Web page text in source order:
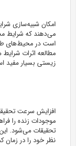
امکان شبیه‌سازی
می‌دهند که شرایط
است در محیط‌های
مطالعه اثرات
زیستی بسیار مفید
افزایش سرعت
موجودات زنده را
تحقیقات می‌شود.
نظر خود را در زمان